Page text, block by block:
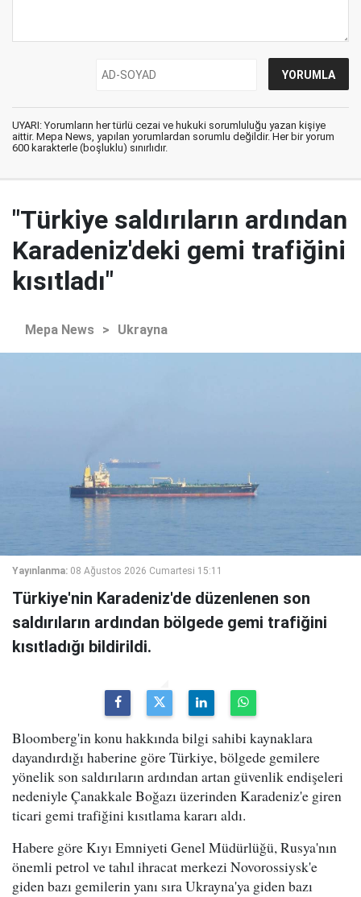
UYARI: Yorumların her türlü cezai ve hukuki sorumluluğu yazan kişiye
aittir. Mepa News, yapılan yorumlardan sorumlu değildir. Her bir yorum
600 karakterle (boşluklu) sınırlıdır.
"Türkiye saldırıların ardından
Karadeniz'deki gemi trafiğini
kısıtladı"
Mepa News > Ukrayna
Yayınlanma: 08 Ağustos 2026 Cumartesi 15:11
Türkiye'nin Karadeniz'de düzenlenen son
saldırıların ardından bölgede gemi trafiğini
kısıtladığı bildirildi.
Bloomberg'in konu hakkında bilgi sahibi kaynaklara
dayandırdığı haberine göre Türkiye, bölgede gemilere
yönelik son saldırıların ardından artan güvenlik endişeleri
nedeniyle Çanakkale Boğazı üzerinden Karadeniz'e giren
ticari gemi trafiğini kısıtlama kararı aldı.
Habere göre Kıyı Emniyeti Genel Müdürlüğü, Rusya'nın
önemli petrol ve tahıl ihracat merkezi Novorossiysk'e
giden bazı gemilerin yanı sıra Ukrayna'ya giden bazı